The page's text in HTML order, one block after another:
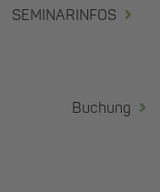
SEMINARINFOS
Buchung